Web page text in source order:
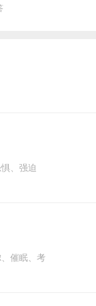
、强迫
催眠、考